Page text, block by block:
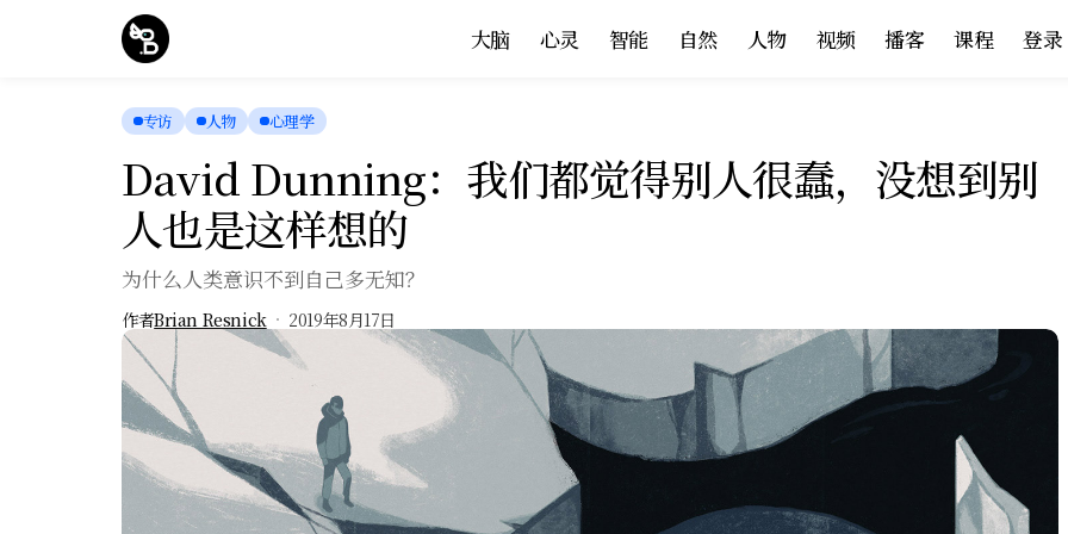
大脑 心灵 智能 自然 人物 视频 播客 课程 登录
专访 人物 心理学
David Dunning：我们都觉得别人很蠢，没想到别
人也是这样想的
为什么人类意识不到自己多无知？
作者Brian Resnick 2019年8月17日